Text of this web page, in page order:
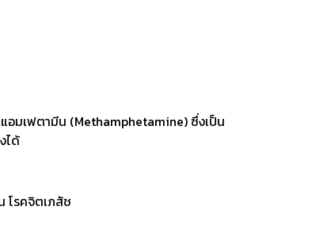
อมเฟตามีน (Methamphetamine) ซึ่งเป็น
ได้
โรคจิตเภสัช